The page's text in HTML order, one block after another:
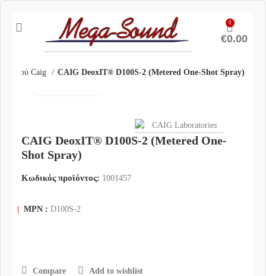
0
€0.00
Caig CAIG DeoxIT® D100S-2 (Metered One-Shot Spray)
CAIG DeoxIT® D100S-2 (Metered One-
Shot Spray)
Κωδικός προϊόντος: 1001457
MPN : D100S-2
Compare Add to wishlist